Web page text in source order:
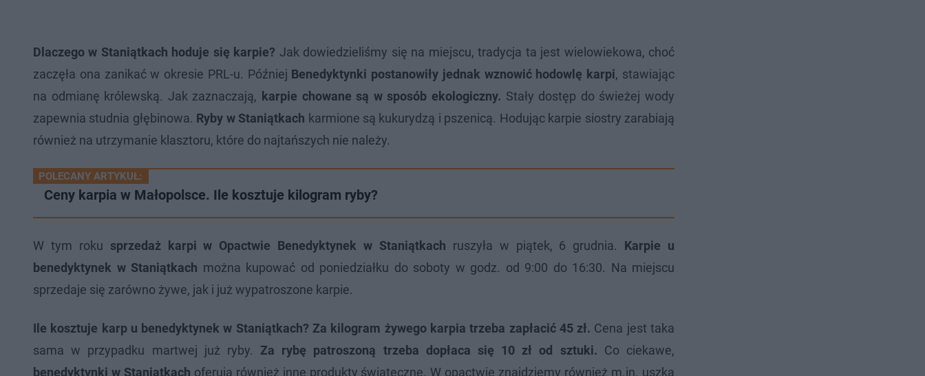
Dlaczego w Staniątkach hoduje się karpie? Jak dowiedzieliśmy się na miejscu, tradycja ta jest wielowiekowa, choć
zaczęła ona zanikać w okresie PRL-u. Później Benedyktynki postanowiły jednak wznowić hodowlę karpi, stawiając
na odmianę królewską. Jak zaznaczają, karpie chowane są w sposób ekologiczny. Stały dostęp do świeżej wody
zapewnia studnia głębinowa. Ryby w Staniątkach karmione są kukurydzą i pszenicą. Hodując karpie siostry zarabiają
również na utrzymanie klasztoru, które do najtańszych nie należy.
POLECANY ARTYKUŁ:
Ceny karpia w Małopolsce. Ile kosztuje kilogram ryby?
W tym roku sprzedaż karpi w Opactwie Benedyktynek w Staniątkach ruszyła w piątek, 6 grudnia. Karpie u
benedyktynek w Staniątkach można kupować od poniedziałku do soboty w godz. od 9:00 do 16:30. Na miejscu
sprzedaje się zarówno żywe, jak i już wypatroszone karpie.
Ile kosztuje karp u benedyktynek w Staniątkach? Za kilogram żywego karpia trzeba zapłacić 45 zł. Cena jest taka
sama w przypadku martwej już ryby. Za rybę patroszoną trzeba dopłaca się 10 zł od sztuki. Co ciekawe,
benedyktynki w Staniątkach oferują również inne produkty świąteczne. W opactwie znajdziemy również m.in. uszka